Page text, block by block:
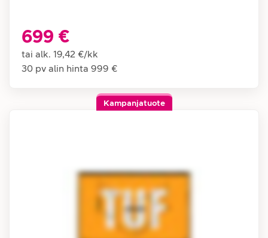
699 €
tai alk. 19,42 €/kk
30 pv alin hinta 999 €
Kampanjatuote